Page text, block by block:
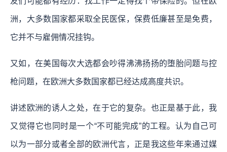
洲，大多数国家都采取全民医保，保费低廉甚至是免费，
它并不与雇佣情况挂钩。
又如，在美国每次大选都会吵得沸沸扬扬的堕胎问题与控
枪问题，在欧洲大多数国家都已经达成高度共识。
讲述欧洲的诱人之处，在于它的复杂。也正是基于此，我
又觉得它也同时是一个“不可能完成”的工程。认为自己可
以为一部分或者全部的欧洲代言，正是我这些年来通过媒